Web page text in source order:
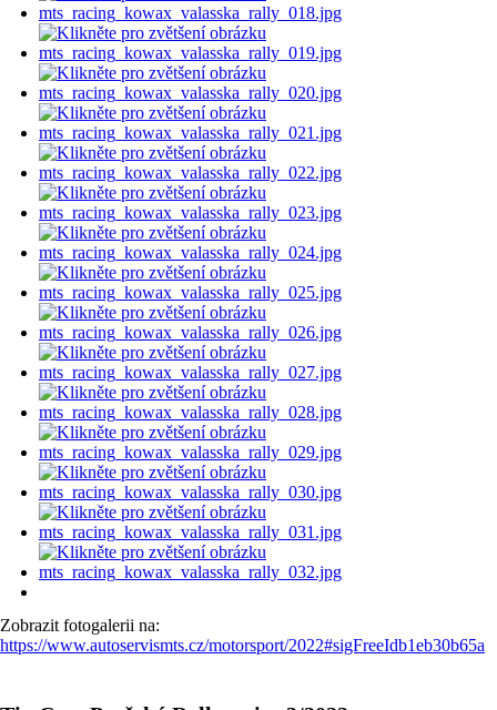
Zobrazit fotogalerii na:
https://www.autoservismts.cz/motorsport/2022#sigFreeIdb1eb30b65a